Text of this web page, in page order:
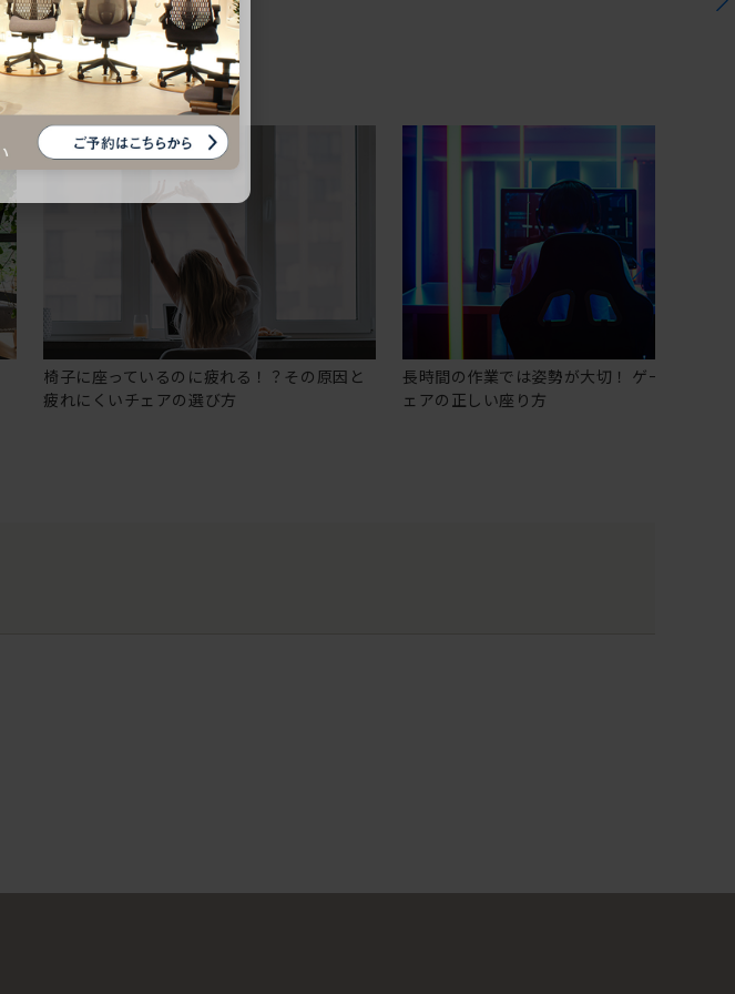
椅子に座っているのに疲れる！？その原因と
疲れにくいチェアの選び方
長時間の作業では姿勢が大切！ ゲーミングチ
ェアの正しい座り方